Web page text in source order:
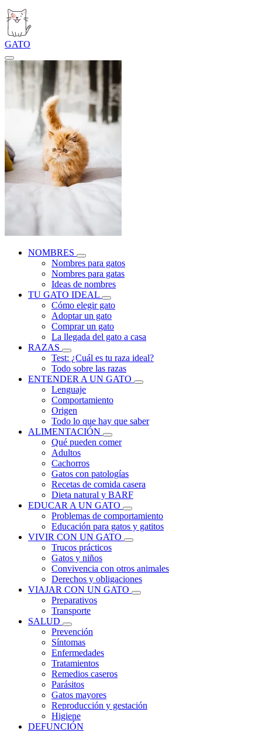
GATO
NOMBRES
Nombres para gatos
Nombres para gatas
Ideas de nombres
TU GATO IDEAL
Cómo elegir gato
Adoptar un gato
Comprar un gato
La llegada del gato a casa
RAZAS
Test: ¿Cuál es tu raza ideal?
Todo sobre las razas
ENTENDER A UN GATO
Lenguaje
Comportamiento
Origen
Todo lo que hay que saber
ALIMENTACIÓN
Qué pueden comer
Adultos
Cachorros
Gatos con patologías
Recetas de comida casera
Dieta natural y BARF
EDUCAR A UN GATO
Problemas de comportamiento
Educación para gatos y gatitos
VIVIR CON UN GATO
Trucos prácticos
Gatos y niños
Convivencia con otros animales
Derechos y obligaciones
VIAJAR CON UN GATO
Preparativos
Transporte
SALUD
Prevención
Síntomas
Enfermedades
Tratamientos
Remedios caseros
Parásitos
Gatos mayores
Reproducción y gestación
Higiene
DEFUNCIÓN